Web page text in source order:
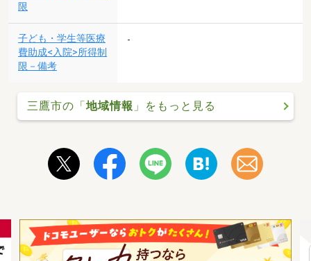
限
子ども・学生等医療
費助成<入院>所得制
限－備考
-
三鷹市の「地域情報 」をもっと見る